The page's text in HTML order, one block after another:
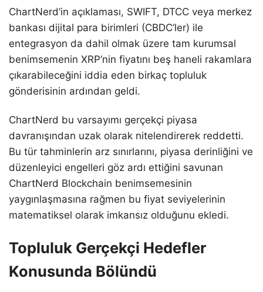
ChartNerd’in açıklaması, SWIFT, DTCC veya merkez
bankası dijital para birimleri (CBDC’ler) ile
entegrasyon da dahil olmak üzere tam kurumsal
benimsemenin XRP’nin fiyatını beş haneli rakamlara
çıkarabileceğini iddia eden birkaç topluluk
gönderisinin ardından geldi.
ChartNerd bu varsayımı gerçekçi piyasa
davranışından uzak olarak nitelendirerek reddetti.
Bu tür tahminlerin arz sınırlarını, piyasa derinliğini ve
düzenleyici engelleri göz ardı ettiğini savunan
ChartNerd Blockchain benimsemesinin
yaygınlaşmasına rağmen bu fiyat seviyelerinin
matematiksel olarak imkansız olduğunu ekledi.
Topluluk Gerçekçi Hedefler
Konusunda Bölündü